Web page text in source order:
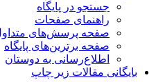
جستجو در پایگاه
راهنمای صفحات
صفحه پرسش‌های متداول
صفحه برترین‌های پایگاه
اطلاع‌رسانی به دوستان
بایگانی مقالات زیر چاپ